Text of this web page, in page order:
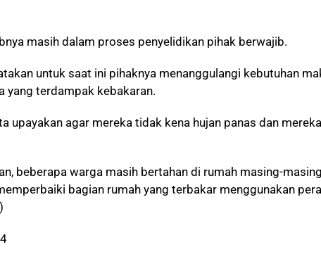
masih dalam proses penyelidikan pihak berwajib.
untuk saat ini pihaknya menanggulangi kebutuhan
yang terdampak kebakaran.
upayakan agar mereka tidak kena hujan panas dan
beberapa warga masih bertahan di rumah masing-
bagian rumah yang terbakar menggunakan